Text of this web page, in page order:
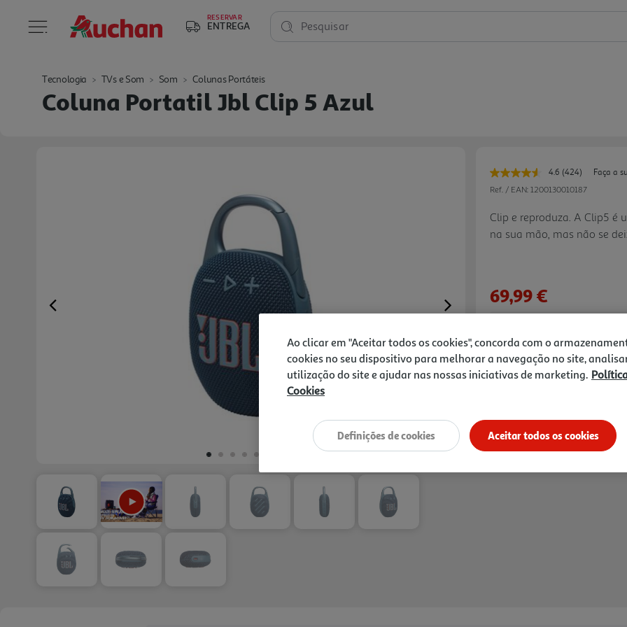
RESERVAR
ENTREGA Pesquisar
Tecnologia TVs e Som Som Colunas Portáteis
Coluna Portatil Jbl Clip 5 Azul
Previous Next
4.6 Leu
424
Link
para
a
(424)
Faça a
Ref. / EAN: 1200130010187
Clip e reproduza. A Clip5
na sua mão, mas não se
potentes. Com autonomia
Playtime Boost estiver
poeira com certificação
caminhada ou
conecte-o
Auracast para melhorar a
numa variedade de cores,
à sua vibração. Cada dia é
69,99 €
,
Recolha em loja Express
*Mediante disponibilidade de slot de
Ao clicar em "Aceitar todos os cookies", concorda com o
cookies no seu dispositivo para melhorar a navegação no site,
utilização do site e ajudar nas nossas iniciativas de marketing.
Cookies
Aceitar todos os cookies
Definições de cookies